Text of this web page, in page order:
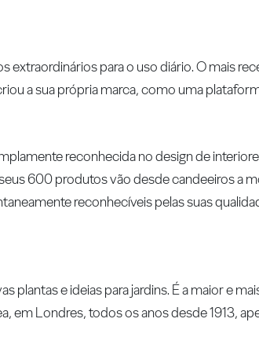
extraordinários para o uso diário. O mais
a sua própria marca, como uma
reconhecida no design de
600 produtos vão desde candeeiros a
reconhecíveis pelas suas
plantas e ideias para jardins. É a maior e
em Londres, todos os anos desde 1913,